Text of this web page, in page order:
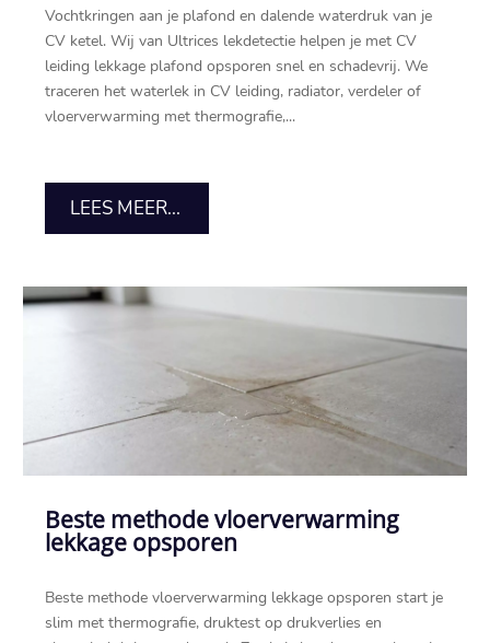
Vochtkringen aan je plafond en dalende waterdruk van je
CV ketel.​ Wij van Ultrices lekdetectie helpen je met CV
leiding lekkage plafond opsporen snel en schadevrij.​ We
traceren het waterlek in CV leiding, radiator, verdeler of
vloerverwarming met thermografie,...
LEES MEER...
Beste methode vloerverwarming
lekkage opsporen
Beste methode vloerverwarming lekkage opsporen start je
slim met thermografie, druktest op drukverlies en